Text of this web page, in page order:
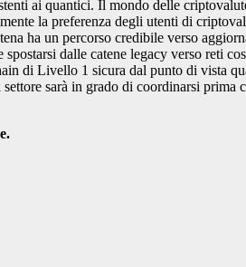
ai quantici. Il mondo delle
la preferenza degli utenti di
ha un percorso credibile verso
dalle catene legacy verso reti
di Livello 1 sicura dal punto di vista
sarà in grado di coordinarsi prima